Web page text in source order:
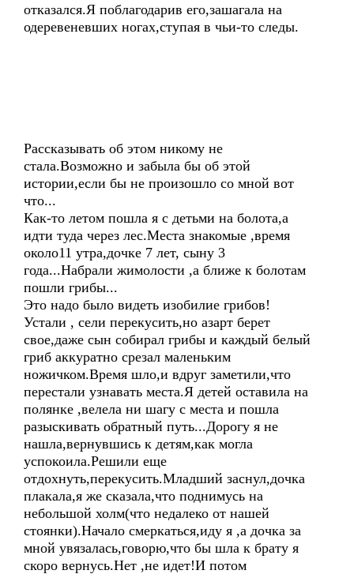
отказался.Я поблагодарив его,зашагала на
одеревеневших ногах,ступая в чьи-то следы.
Рассказывать об этом никому не
стала.Возможно и забыла бы об этой
истории,если бы не произошло со мной вот
что...
Как-то летом пошла я с детьми на болота,а
идти туда через лес.Места знакомые ,время
около11 утра,дочке 7 лет, сыну 3
года...Набрали жимолости ,а ближе к болотам
пошли грибы...
Это надо было видеть изобилие грибов!
Устали , сели перекусить,но азарт берет
свое,даже сын собирал грибы и каждый белый
гриб аккуратно срезал маленьким
ножичком.Время шло,и вдруг заметили,что
перестали узнавать места.Я детей оставила на
полянке ,велела ни шагу с места и пошла
разыскивать обратный путь...Дорогу я не
нашла,вернувшись к детям,как могла
успокоила.Решили еще
отдохнуть,перекусить.Младший заснул,дочка
плакала,я же сказала,что поднимусь на
небольшой холм(что недалеко от нашей
стоянки).Начало смеркаться,иду я ,а дочка за
мной увязалась,говорю,что бы шла к брату я
скоро вернусь.Нет ,не идет!И потом